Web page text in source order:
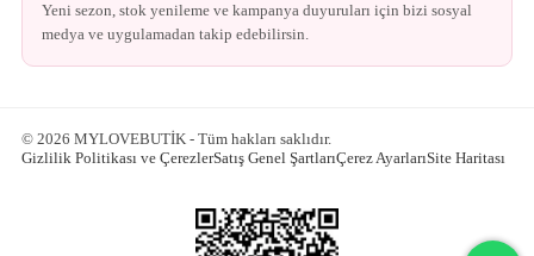
Yeni sezon, stok yenileme ve kampanya duyuruları için bizi sosyal
medya ve uygulamadan takip edebilirsin.
© 2026 MYLOVEBUTİK - Tüm hakları saklıdır.
Gizlilik Politikası ve ÇerezlerSatış Genel ŞartlarıÇerez AyarlarıSite Haritası